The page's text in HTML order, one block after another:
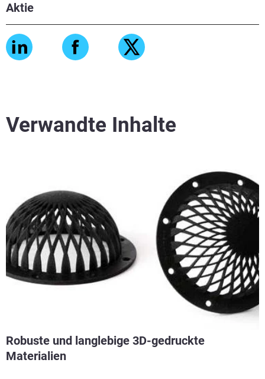
Aktie
Verwandte Inhalte
Robuste und langlebige 3D-gedruckte
Materialien